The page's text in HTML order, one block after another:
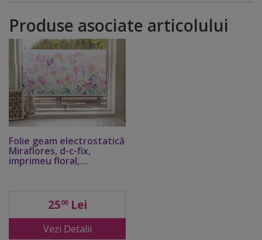
Produse asociate articolului
Folie geam electrostatică
Miraflores, d-c-fix,
imprimeu floral,
multicolor, lățime 45 cm
2500Lei
Vezi Detalii